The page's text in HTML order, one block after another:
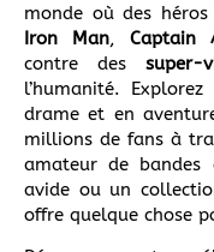
monde où des
Iron Man, Captain
contre des super-
l’humanité.
drame et en
millions de fans à
amateur de bandes
avide ou un
offre quelque chose